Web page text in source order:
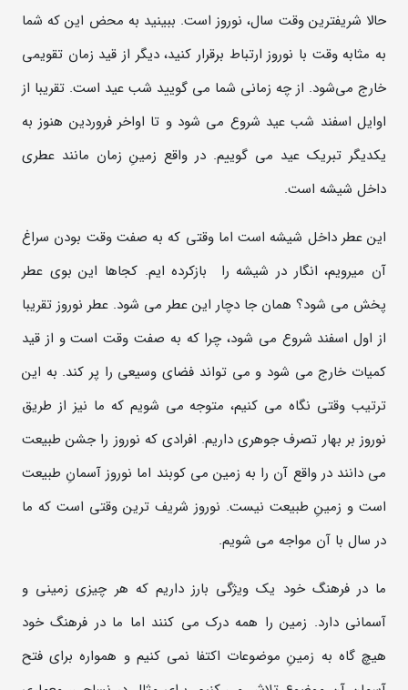
حالا شریفترین وقت سال، نوروز است. ببینید به محض این که شما
به مثابه وقت با نوروز ارتباط برقرار کنید، دیگر از قید زمان تقویمی
خارج می‌شود. از چه زمانی شما می گویید شب عید است. تقریبا از
اوایل اسفند شب عید شروع می شود و تا اواخر فروردین هنوز به
یکدیگر تبریک عید می گوییم. در واقع زمینِ زمان مانند عطری
داخل شیشه است.
این عطر داخل شیشه است اما وقتی که به صفت وقت بودن سراغ
آن میرویم، انگار در شیشه را بازکرده ایم. کجاها این بوی عطر
پخش می شود؟ همان جا دچار این عطر می شود. عطر نوروز تقریبا
از اول اسفند شروع می شود، چرا که به صفت وقت است و از قید
کمیات خارج می شود و می تواند فضای وسیعی را پر کند. به این
ترتیب وقتی نگاه می کنیم، متوجه می شویم که ما نیز از طریق
نوروز بر بهار تصرف جوهری داریم. افرادی که نوروز را جشن طبیعت
می دانند در واقع آن را به زمین می کوبند اما نوروز آسمانِ طبیعت
است و زمینِ طبیعت نیست. نوروز شریف ترین وقتی است که ما
در سال با آن مواجه می شویم.
ما در فرهنگ خود یک ویژگی بارز داریم که هر چیزی زمینی و
آسمانی دارد. زمین را همه درک می کنند اما ما در فرهنگ خود
هیچ گاه به زمینِ موضوعات اکتفا نمی کنیم و همواره برای فتح